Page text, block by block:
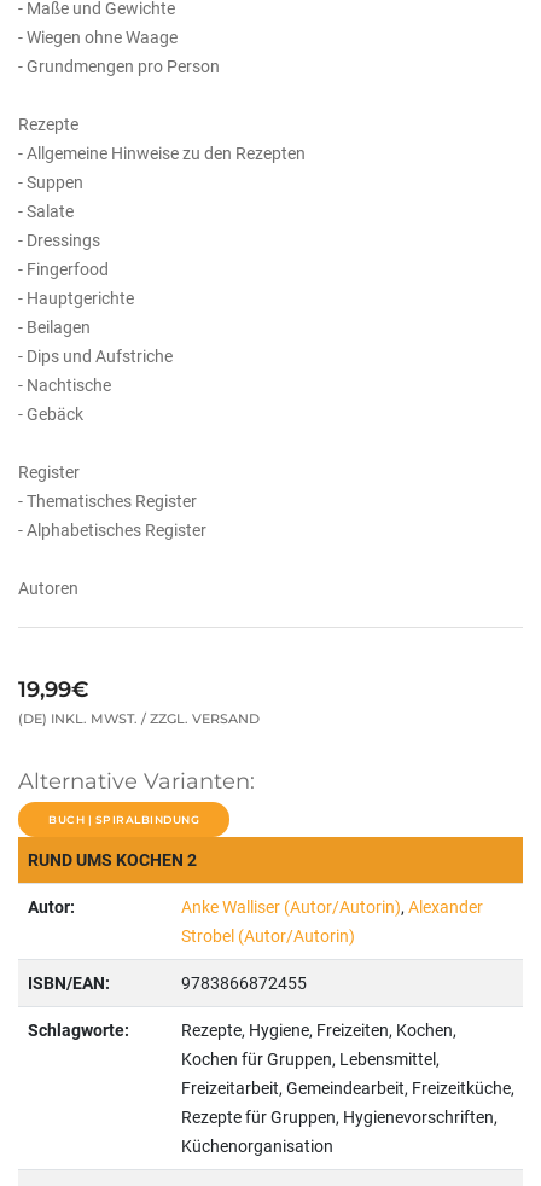
- Maße und Gewichte
- Wiegen ohne Waage
- Grundmengen pro Person
Rezepte
- Allgemeine Hinweise zu den Rezepten
- Suppen
- Salate
- Dressings
- Fingerfood
- Hauptgerichte
- Beilagen
- Dips und Aufstriche
- Nachtische
- Gebäck
Register
- Thematisches Register
- Alphabetisches Register
Autoren
19,99€
(DE) INKL. MWST. / ZZGL. VERSAND
Alternative Varianten:
BUCH | SPIRALBINDUNG
RUND UMS KOCHEN 2
Autor: Anke Walliser (Autor/Autorin), Alexander
Strobel (Autor/Autorin)
ISBN/EAN: 9783866872455
Schlagworte:
Rezepte, Hygiene, Freizeiten, Kochen,
Kochen für Gruppen, Lebensmittel,
Freizeitarbeit, Gemeindearbeit, Freizeitküche,
Rezepte für Gruppen, Hygienevorschriften,
Küchenorganisation